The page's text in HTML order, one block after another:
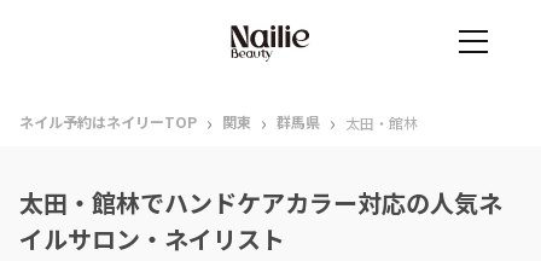
ネイル予約はネイリーTOP › 関東 › 群馬県 › 太田・館林
太田・館林でハンドケアカラー対応の人気ネ
イルサロン・ネイリスト